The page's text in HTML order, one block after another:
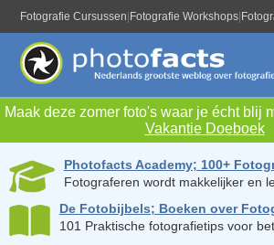
Fotografie Cursussen Fotografie Workshops
Maak deze zomer foto's waar je écht blij
Vakantie Doeboek
Photofacts Academy; 100+
Fotograferen wordt makkelijker en
De Fotobijbels; Boeken over
101 Praktische fotografietips voor